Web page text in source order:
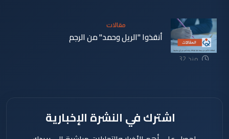
منذ 32
مقالات
أنقذوا "الريل وحمد" من الرجم
اشترك في النشرة الإخبارية